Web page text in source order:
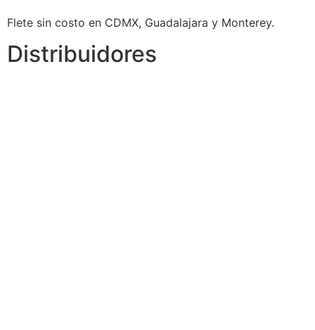
Flete sin costo en CDMX, Guadalajara y Monterey.
Distribuidores